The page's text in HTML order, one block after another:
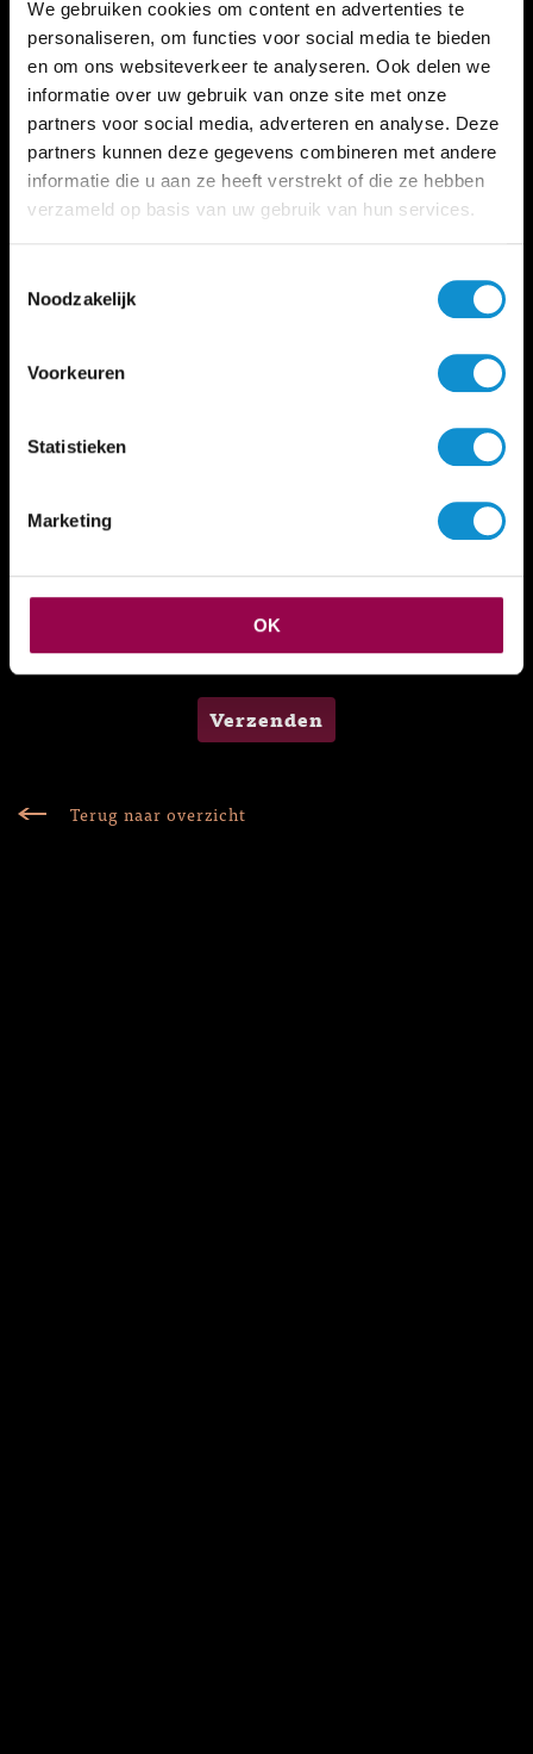
We gebruiken cookies om content en advertenties te
personaliseren, om functies voor social media te bieden
en om ons websiteverkeer te analyseren. Ook delen we
informatie over uw gebruik van onze site met onze
partners voor social media, adverteren en analyse. Deze
partners kunnen deze gegevens combineren met andere
informatie die u aan ze heeft verstrekt of die ze hebben
verzameld op basis van uw gebruik van hun services.
Noodzakelijk
Voorkeuren
Statistieken
Marketing
OK
Verzenden
Terug naar overzicht